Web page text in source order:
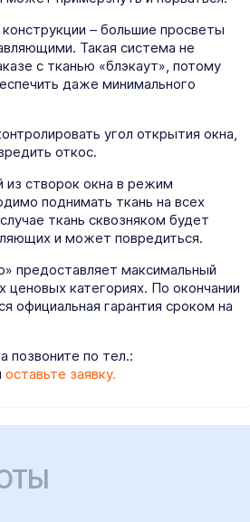
– большие просветы
Такая система не
с тканью «блэкаут», потому
даже минимального
угол открытия окна,
откос.
из створок окна в режим
поднимать ткань на всех
ткань сквозняком будет
и может повредиться.
предоставляет максимальный
ценовых категориях. По окончании
официальная гарантия сроком на
позвоните по тел.:
оставьте заявку.